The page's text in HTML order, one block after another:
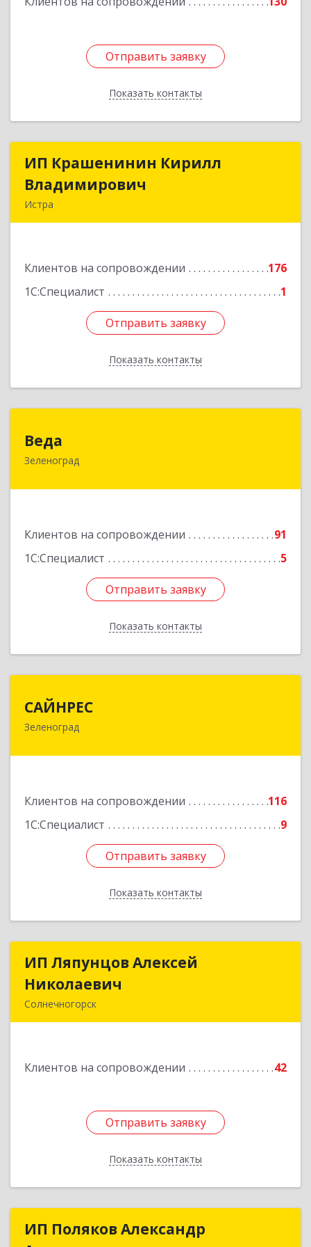
Отправить заявку
Показать контакты
Отправить заявку
Назад
ИП Крашенинин Кирилл
Владимирович
Истра
Клиентов на сопровождении
176
1С:Специалист
1
Отправить заявку
Показать контакты
ИП Крашенинин Кирилл
Подробнее
Отправить заявку
Назад
Веда
Зеленоград
Клиентов на сопровождении
91
1С:Специалист
5
Отправить заявку
Показать контакты
124683, Москва г, Зеленоград г, корпус 1504,
Отправить заявку
Назад
САЙНРЕС
Зеленоград
Клиентов на сопровождении
116
1С:Специалист
9
Отправить заявку
Показать контакты
124365, Москва г, Зеленоград г, корпус 2307А,
Отправить заявку
Назад
ИП Ляпунцов Алексей
Николаевич
Солнечногорск
Клиентов на сопровождении 42
Отправить заявку
Показать контакты
ИП Ляпунцов Алексей
Отправить заявку
Назад
ИП Поляков Александр
ИП Поляков Александр